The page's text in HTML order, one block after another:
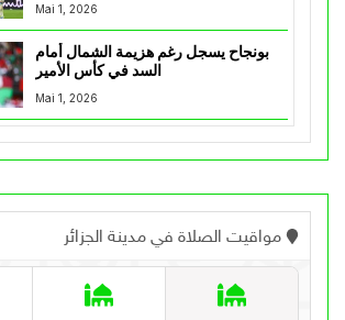
Mai 1, 2026
بونجاح يسجل رغم هزيمة الشمال أمام
السد في كأس الأمير
Mai 1, 2026